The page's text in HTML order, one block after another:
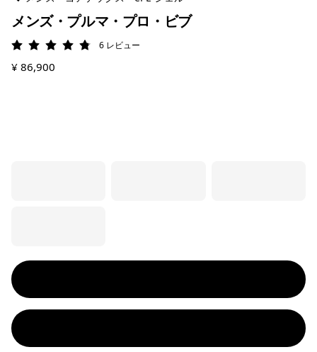
メンズ・プルマ・プロ・ビブ
評価: 4.8 / 5
6 レビュー
¥ 86,900